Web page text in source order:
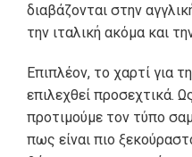
διαβάζονται στην
την ιταλική ακόμα και
Επιπλέον, το χαρτί για
επιλεχθεί προσεχτικά.
προτιμούμε τον τύπο
πως είναι πιο